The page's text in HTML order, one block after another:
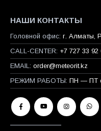
НАШИ КОНТАКТЫ
Головной офис: г. Алматы,
CALL-CENTER: +7 727 33 92
EMAIL: order@meteorit.kz
РЕЖИМ РАБОТЫ: ПН — ПТ с